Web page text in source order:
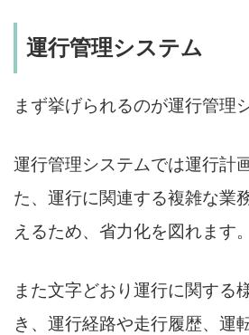
運行管理システム
まず挙げられるのが運行管理
運行管理システムでは運行計
た、運行に関連する複雑な業
えるため、省力化を図れます。
また文字どおり運行に関する
き、運行経路や走行履歴、運